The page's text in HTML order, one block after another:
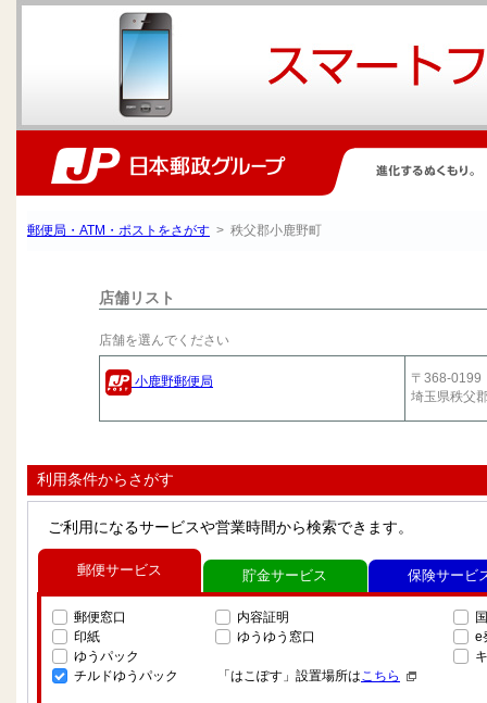
郵便局・ATM・ポストをさがす > 秩父郡小鹿野町
店舗リスト
店舗を選んでください
小鹿野郵便局
〒368-0199
埼玉県秩父
利用条件からさがす
ご利用になるサービスや営業時間から検索できます。
郵便サービス
郵便窓口
印紙
ゆうパック
チルドゆうパック
内容証明
ゆうゆう窓口
「はこぽす」設置場所はこちら
e
貯金サービス 保険サービ